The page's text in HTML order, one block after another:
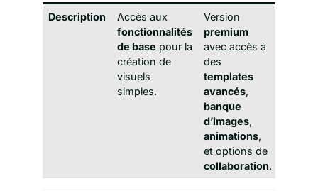
Description
Accès aux
fonctionnalités
de base pour la
création de
visuels
simples.
Version
premium
avec accès à
des
templates
avancés,
banque
d’images,
animations,
et options de
collaboration.